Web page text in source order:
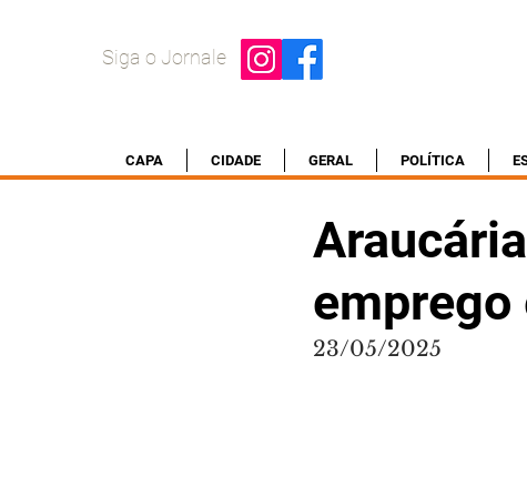
Siga o Jornale
CAPA CIDADE GERAL POLÍTICA
emprego
23/05/2025